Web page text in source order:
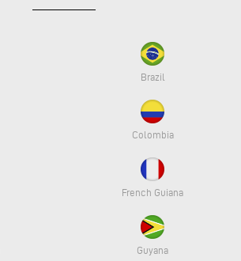
Brazil
Colombia
French Guiana
Guyana